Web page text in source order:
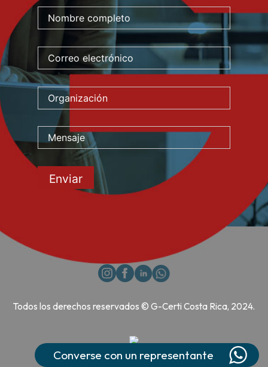
Converse con un representante
Todos los derechos reservados © G-Certi Costa Rica, 2024.